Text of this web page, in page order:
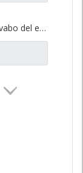
Dientes del ángulo del lavabo del eje trasero para los recambios AZ9981320157 del camión de Sinotruk Howo AC16